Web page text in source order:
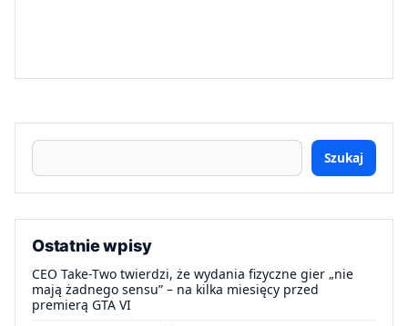
Szukaj
Ostatnie wpisy
CEO Take-Two twierdzi, że wydania fizyczne gier „nie
mają żadnego sensu” – na kilka miesięcy przed
premierą GTA VI